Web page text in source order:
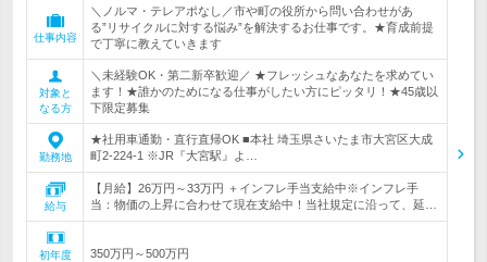
仕事内容
＼ノルマ・テレアポなし／市や町の役所から問い合わせがあ
る”リサイクルに対する悩み”を解決するお仕事です。★育成前提
で丁寧に教えていきます
対象と
なる方
＼未経験OK・第二新卒歓迎／ ★フレッシュなあなたを求めてい
ます！★誰かのためになる仕事がしたい方にピッタリ！★45歳以
下限定募集
勤務地
★社用車通勤・直行直帰OK ■本社 埼玉県さいたま市大宮区大成
町2-224-1 ※JR『大宮駅』よ…
給与
【月給】26万円～33万円 ＋インフレ手当支給中※インフレ手
当：物価の上昇に合わせて現在支給中！当社規定に沿って、延…
初年度
350万円～500万円